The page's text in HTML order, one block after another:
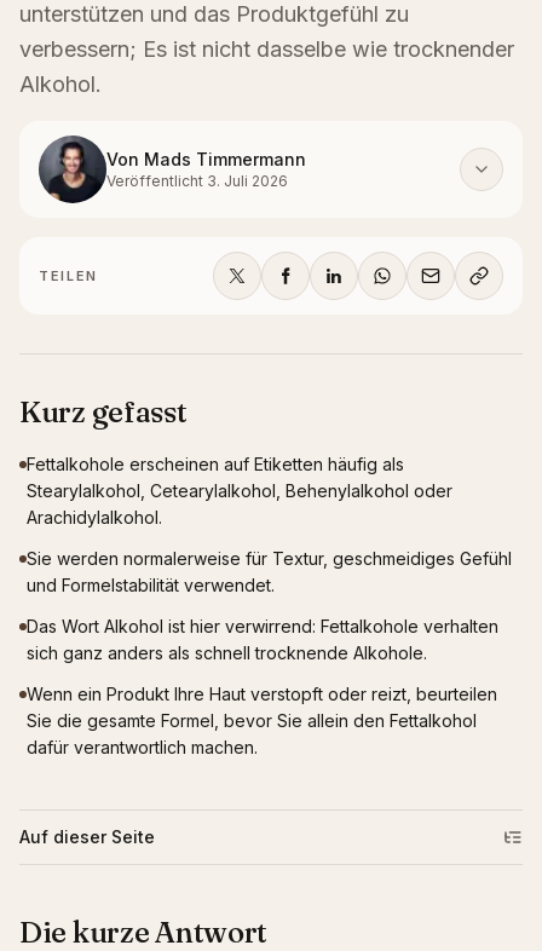
unterstützen und das Produktgefühl zu
verbessern; Es ist nicht dasselbe wie trocknender
Alkohol.
Von Mads Timmermann
Veröffentlicht 3. Juli 2026
TEILEN
Kurz gefasst
Fettalkohole erscheinen auf Etiketten häufig als
Stearylalkohol, Cetearylalkohol, Behenylalkohol oder
Arachidylalkohol.
Sie werden normalerweise für Textur, geschmeidiges Gefühl
und Formelstabilität verwendet.
Das Wort Alkohol ist hier verwirrend: Fettalkohole verhalten
sich ganz anders als schnell trocknende Alkohole.
Wenn ein Produkt Ihre Haut verstopft oder reizt, beurteilen
Sie die gesamte Formel, bevor Sie allein den Fettalkohol
dafür verantwortlich machen.
Auf dieser Seite
Die kurze Antwort